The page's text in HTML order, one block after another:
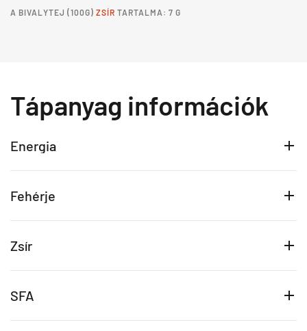
A BIVALYTEJ (100G) ZSÍR TARTALMA: 7 G
Tápanyag információk
Energia
Fehérje
Zsír
SFA